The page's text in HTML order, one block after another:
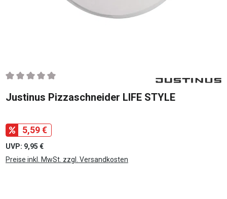
Durchschnittliche Bewertung von 0 von 5 Sternen
Justinus Pizzaschneider LIFE STYLE
5,59 €
UVP: 9,95 €
Preise inkl. MwSt. zzgl. Versandkosten